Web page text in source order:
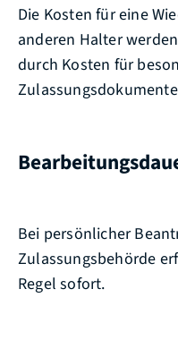
Die Kosten für eine
anderen Halter
durch Kosten für
Bei persönlicher
Zulassungsbehörde
Regel sofort.